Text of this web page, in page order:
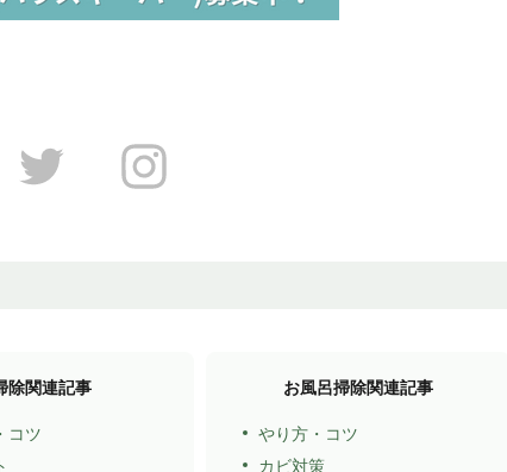
除関連記事
コツ
お風呂掃除関連記事
やり方・コツ
カビ対策